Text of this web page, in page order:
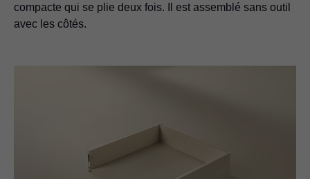
compacte qui se plie deux fois. Il est assemblé sans outil
avec les côtés.